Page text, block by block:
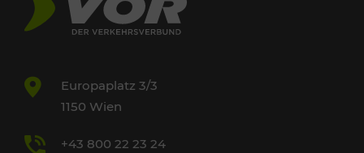
Europaplatz 3/3
1150 Wien
+43 800 22 23 24